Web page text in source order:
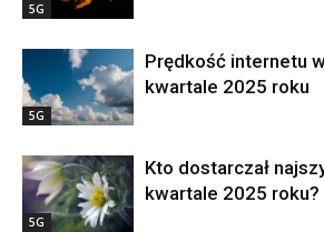
5G
5G
Prędkość internetu
kwartale 2025 roku
5G
Kto dostarczał
kwartale 2025 roku?